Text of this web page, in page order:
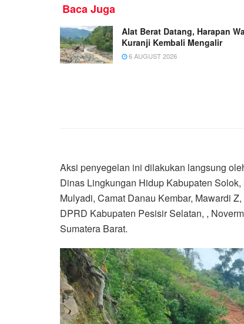
Baca Juga
Alat Berat Datang, Harapan
Kuranji Kembali Mengalir
6 AUGUST 2026
Aksi penyegelan ini dilakukan langsung
Dinas Lingkungan Hidup Kabupaten
Mulyadi, Camat Danau Kembar, Mawardi
DPRD Kabupaten Pesisir Selatan, ,
Sumatera Barat.